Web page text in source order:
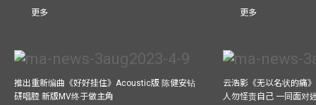
更多
更多
推出重新编曲《好好挂住》Acoustic版 陈健安钻
研唱腔 新版MV终于做主角
云浩影《无以名状的痛
人勿怪责自己 一同面对